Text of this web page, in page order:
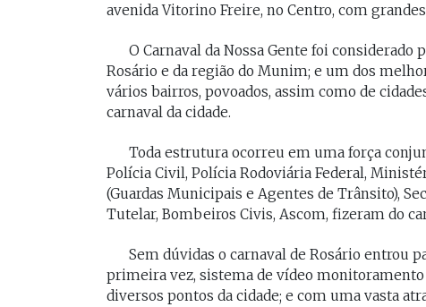
avenida Vitorino Freire, no Centro, com
O Carnaval da Nossa Gente foi
Rosário e da região do Munim; e um dos
vários bairros, povoados, assim como de
carnaval da cidade.
Toda estrutura ocorreu em uma força
Polícia Civil, Polícia Rodoviária Federal,
(Guardas Municipais e Agentes de Trânsito),
Tutelar, Bombeiros Civis, Ascom, fizeram do
Sem dúvidas o carnaval de Rosário entrou
primeira vez, sistema de vídeo
diversos pontos da cidade; e com uma vasta